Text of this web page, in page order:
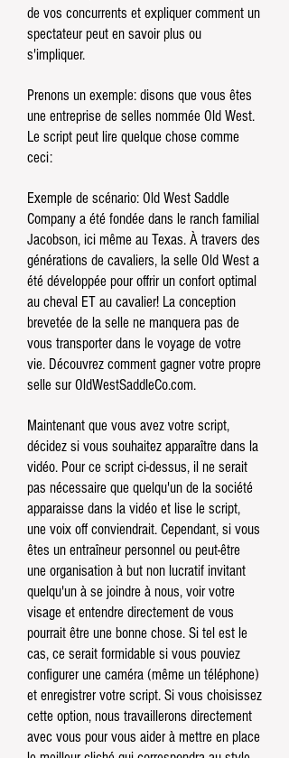
de vos concurrents et expliquer comment un
spectateur peut en savoir plus ou
s'impliquer.
Prenons un exemple: disons que vous êtes
une entreprise de selles nommée Old West.
Le script peut lire quelque chose comme
ceci:
Exemple de scénario: Old West Saddle
Company a été fondée dans le ranch familial
Jacobson, ici même au Texas. À travers des
générations de cavaliers, la selle Old West a
été développée pour offrir un confort optimal
au cheval ET au cavalier! La conception
brevetée de la selle ne manquera pas de
vous transporter dans le voyage de votre
vie. Découvrez comment gagner votre propre
selle sur OldWestSaddleCo.com.
Maintenant que vous avez votre script,
décidez si vous souhaitez apparaître dans la
vidéo. Pour ce script ci-dessus, il ne serait
pas nécessaire que quelqu'un de la société
apparaisse dans la vidéo et lise le script,
une voix off conviendrait. Cependant, si vous
êtes un entraîneur personnel ou peut-être
une organisation à but non lucratif invitant
quelqu'un à se joindre à nous, voir votre
visage et entendre directement de vous
pourrait être une bonne chose. Si tel est le
cas, ce serait formidable si vous pouviez
configurer une caméra (même un téléphone)
et enregistrer votre script. Si vous choisissez
cette option, nous travaillerons directement
avec vous pour vous aider à mettre en place